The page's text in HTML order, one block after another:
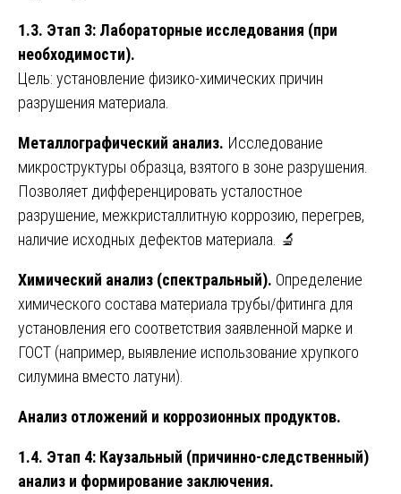
1.3. Этап 3: Лабораторные исследования (при
необходимости).
Цель: установление физико-химических причин
разрушения материала.
Металлографический анализ. Исследование
микроструктуры образца, взятого в зоне разрушения.
Позволяет дифференцировать усталостное
разрушение, межкристаллитную коррозию, перегрев,
наличие исходных дефектов материала. 🔬
Химический анализ (спектральный). Определение
химического состава материала трубы/фитинга для
установления его соответствия заявленной марке и
ГОСТ (например, выявление использование хрупкого
силумина вместо латуни).
Анализ отложений и коррозионных продуктов.
1.4. Этап 4: Каузальный (причинно-следственный)
анализ и формирование заключения.